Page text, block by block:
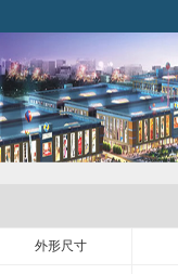
外形尺寸